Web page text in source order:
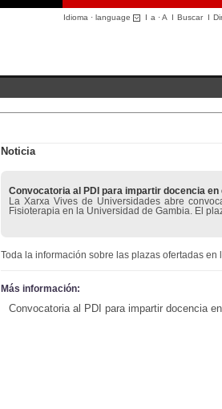
Idioma · language I a ·A I BuscarI
Noticia
Convocatoria al PDI para impartir docencia
La Xarxa Vives de Universidades abre
Fisioterapia en la Universidad de Gambia. El
Toda la información sobre las plazas ofertadas en
Más información:
Convocatoria al PDI para impartir docencia